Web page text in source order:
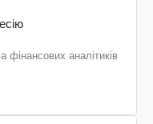
фінансових аналітиків